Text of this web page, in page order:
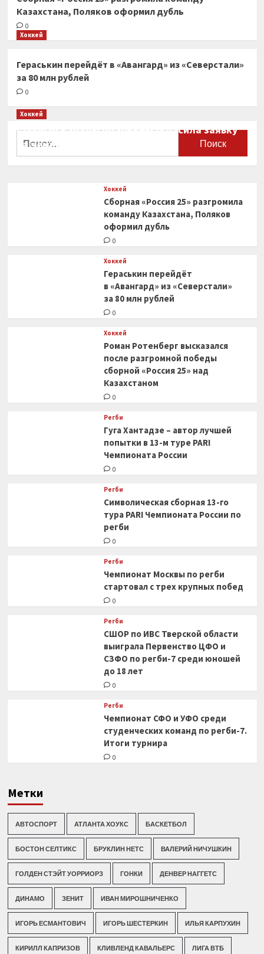
Казахстана, Поляков оформил дубль
0
Хоккей
Гераськин перейдёт в «Авангард» из «Северстали»
за 80 млн рублей
0
Хоккей
Сборная Канады по хоккею огласила заявку
на чемпионат мира
Хоккей
Сборная «Россия 25» разгромила
команду Казахстана, Поляков
оформил дубль
0
Хоккей
Гераськин перейдёт
в «Авангард» из «Северстали»
за 80 млн рублей
0
Хоккей
Роман Ротенберг высказался
после разгромной победы
сборной «Россия 25» над
Казахстаном
0
Регби
Гуга Хантадзе – автор лучшей
попытки в 13-м туре PARI
Чемпионата России
0
Регби
Символическая сборная 13-го
тура PARI Чемпионата России по
регби
0
Регби
Чемпионат Москвы по регби
стартовал с трех крупных побед
0
Регби
СШОР по ИВС Тверской области
выиграла Первенство ЦФО и
СЗФО по регби-7 среди юношей
до 18 лет
0
Регби
Чемпионат СФО и УФО среди
студенческих команд по регби-7.
Итоги турнира
0
Метки
АВТОСПОРТ АТЛАНТА ХОУКС БАСКЕТБОЛ
БОСТОН СЕЛТИКС БРУКЛИН НЕТС ВАЛЕРИЙ НИЧУШКИН
ГОЛДЕН СТЭЙТ УОРРИОРЗ ГОНКИ ДЕНВЕР НАГГЕТС
ДИНАМО ЗЕНИТ ИВАН МИРОШНИЧЕНКО
ИГОРЬ ЕСМАНТОВИЧ ИГОРЬ ШЕСТЕРКИН ИЛЬЯ КАРПУХИН
КИРИЛЛ КАПРИЗОВ КЛИВЛЕНД КАВАЛЬЕРС ЛИГА ВТБ